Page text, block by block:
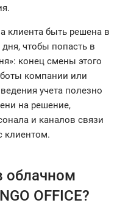
клиента быть решена в
чтобы попасть в
конец смены этого
компании или
учета полезно
на решение,
и каналов связи
клиентом.
облачном
OFFICE?